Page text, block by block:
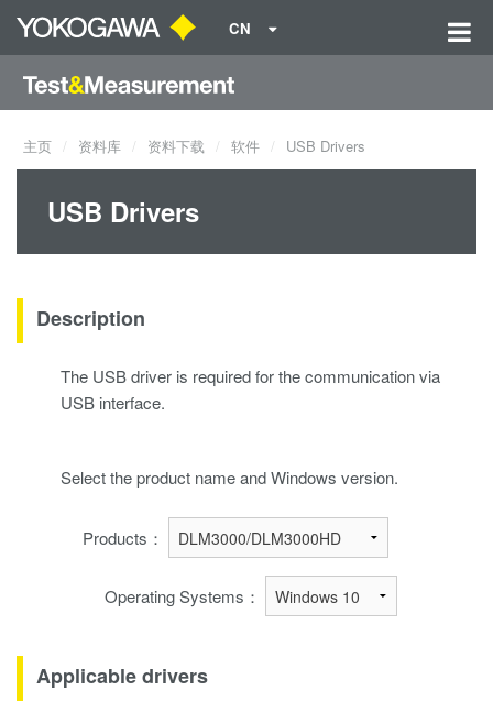
CN
主页 资料库 资料下载 软件 USB Drivers
USB Drivers
Description
The USB driver is required for the communication via
USB interface.
Select the product name and Windows version.
Products：
Operating Systems：
Applicable drivers